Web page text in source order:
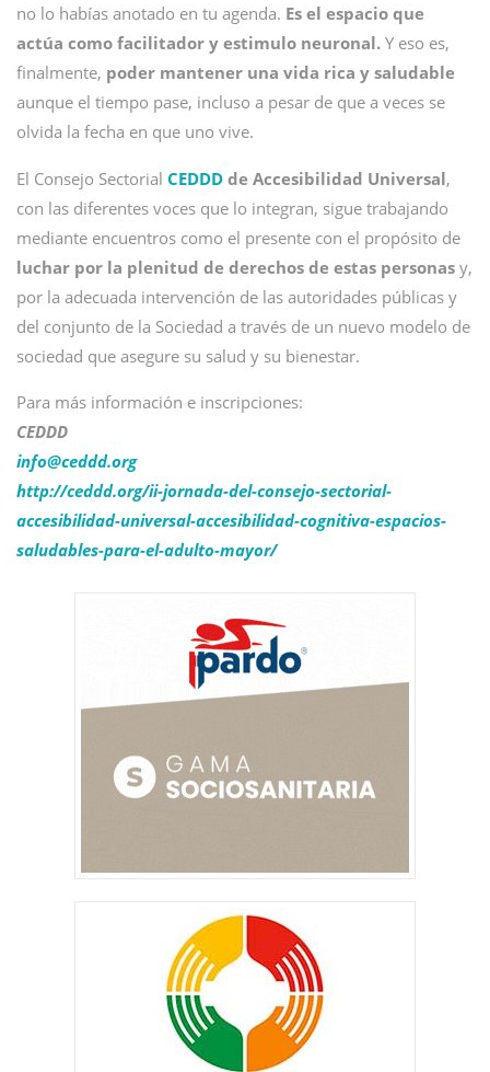
no lo habías anotado en tu agenda. Es el espacio que
actúa como facilitador y estimulo neuronal. Y eso es,
finalmente, poder mantener una vida rica y saludable
aunque el tiempo pase, incluso a pesar de que a veces se
olvida la fecha en que uno vive.
El Consejo Sectorial CEDDD de Accesibilidad Universal,
con las diferentes voces que lo integran, sigue trabajando
mediante encuentros como el presente con el propósito de
luchar por la plenitud de derechos de estas personas y,
por la adecuada intervención de las autoridades públicas y
del conjunto de la Sociedad a través de un nuevo modelo de
sociedad que asegure su salud y su bienestar.
Para más información e inscripciones:
CEDDD
info@ceddd.org
http://ceddd.org/ii-jornada-del-consejo-sectorial-
accesibilidad-universal-accesibilidad-cognitiva-espacios-
saludables-para-el-adulto-mayor/